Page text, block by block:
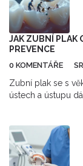
JAK ZUBNÍ PLAK
PREVENCE
0 KOMENTÁŘE
Zubní plak se s
ústech a ústupu